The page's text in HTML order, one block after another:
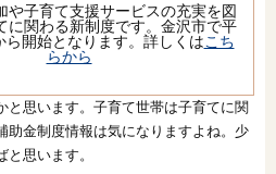
や子育て支援サービスの充実を図
に関わる新制度です。金沢市で平
ら開始となります。詳しくはこち
らから
と思います。子育て世帯は子育てに関
助金制度情報は気になりますよね。少
思います。